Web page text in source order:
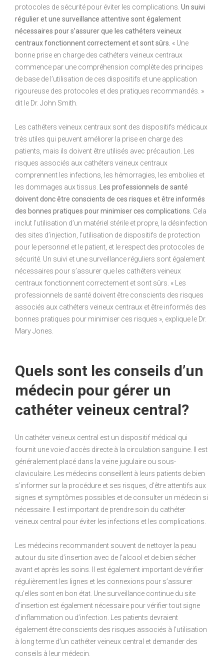
protocoles de sécurité pour éviter les complications. Un suivi
régulier et une surveillance attentive sont également
nécessaires pour s’assurer que les cathéters veineux
centraux fonctionnent correctement et sont sûrs. « Une
bonne prise en charge des cathéters veineux centraux
commence par une compréhension complète des principes
de base de l’utilisation de ces dispositifs et une application
rigoureuse des protocoles et des pratiques recommandés. »
dit le Dr. John Smith.
Les cathéters veineux centraux sont des dispositifs médicaux
très utiles qui peuvent améliorer la prise en charge des
patients, mais ils doivent être utilisés avec précaution. Les
risques associés aux cathéters veineux centraux
comprennent les infections, les hémorragies, les embolies et
les dommages aux tissus. Les professionnels de santé
doivent donc être conscients de ces risques et être informés
des bonnes pratiques pour minimiser ces complications. Cela
inclut l’utilisation d’un matériel stérile et propre, la désinfection
des sites d’injection, l’utilisation de dispositifs de protection
pour le personnel et le patient, et le respect des protocoles de
sécurité. Un suivi et une surveillance réguliers sont également
nécessaires pour s’assurer que les cathéters veineux
centraux fonctionnent correctement et sont sûrs. « Les
professionnels de santé doivent être conscients des risques
associés aux cathéters veineux centraux et être informés des
bonnes pratiques pour minimiser ces risques », explique le Dr.
Mary Jones.
Quels sont les conseils d’un
médecin pour gérer un
cathéter veineux central?
Un cathéter veineux central est un dispositif médical qui
fournit une voie d’accès directe à la circulation sanguine. Il est
généralement placé dans la veine jugulaire ou sous-
claviculaire. Les médecins conseillent à leurs patients de bien
s’informer sur la procédure et ses risques, d’être attentifs aux
signes et symptômes possibles et de consulter un médecin si
nécessaire. Il est important de prendre soin du cathéter
veineux central pour éviter les infections et les complications.
Les médecins recommandent souvent de nettoyer la peau
autour du site d’insertion avec de l’alcool et de bien sécher
avant et après les soins. Il est également important de vérifier
régulièrement les lignes et les connexions pour s’assurer
qu’elles sont en bon état. Une surveillance continue du site
d’insertion est également nécessaire pour vérifier tout signe
d’inflammation ou d’infection. Les patients devraient
également être conscients des risques associés à l’utilisation
à long terme d’un cathéter veineux central et demander des
conseils à leur médecin.